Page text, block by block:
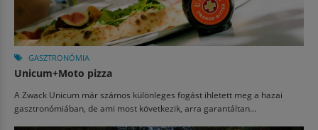
GASZTRONÓMIA
Unicum+Moto pizza
A Zwack Unicum már számos különleges fogást ihletett meg a hazai
gasztronómiában, de ami most következik, arra garantáltan...